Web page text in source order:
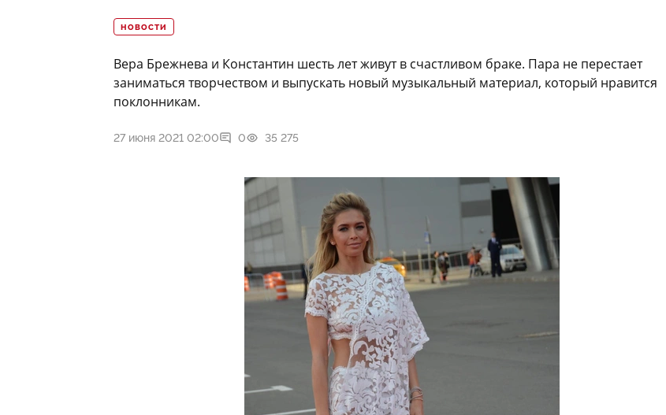
НОВОСТИ
Вера Брежнева и Константин шесть лет живут в счастливом браке. Пара не перестает
заниматься творчеством и выпускать новый музыкальный материал, который нравится
поклонникам.
27 июня 2021 02:00 0 35 275